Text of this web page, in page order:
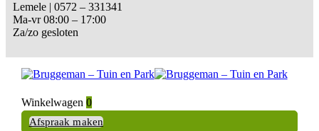
Lemele | 0572 – 331341
Ma-vr 08:00 – 17:00
Za/zo gesloten
Winkelwagen 0
Afspraak maken